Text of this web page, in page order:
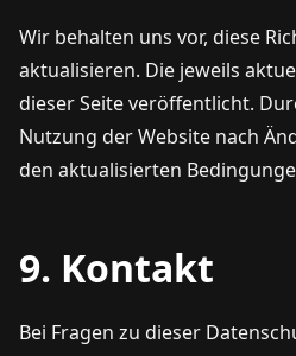
Wir behalten uns vor, diese
aktualisieren. Die jeweils
dieser Seite veröffentlicht.
Nutzung der Website nach
den aktualisierten
9. Kontakt
Bei Fragen zu dieser